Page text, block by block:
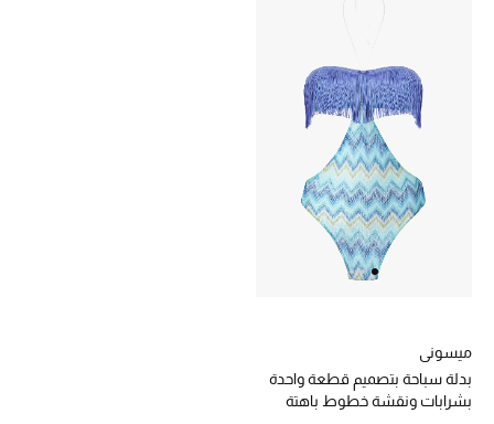
الموسم الجديد
الحقائب النسائية
دليل ملتزمات الحقائب
حقائب رجالية
حقائب الأطفال
دليل ملتزمات الحقائب
ميسوني
بدلة سباحة بتصميم قطعة واحدة
بشرابات ونقشة خطوط باهتة